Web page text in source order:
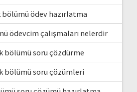
ödev hazırlatma
ödevcim çalışmaları nelerdir
bölümü soru çözdürme
bölümü soru çözümleri